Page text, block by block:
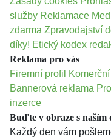
služby Reklamace
zdarma Zpravodajství
díky! Etický kodex
Reklama pro vás
Firemní profil
Bannerová reklama
inzerce
Buďte v obraze s naším
Každý den vám